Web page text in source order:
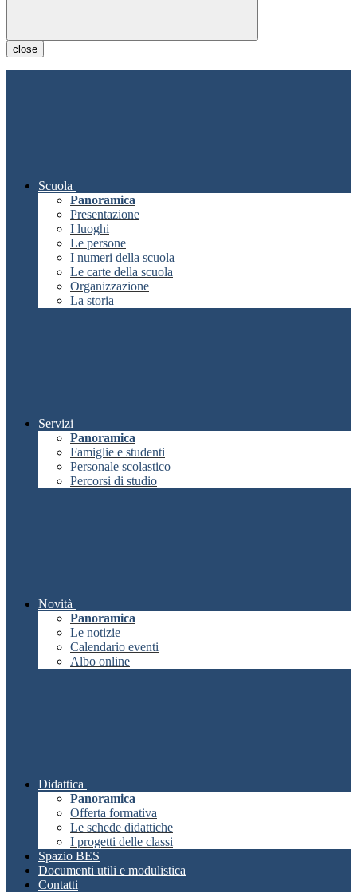
close
Scuola
Panoramica
Presentazione
I luoghi
Le persone
I numeri della scuola
Le carte della scuola
Organizzazione
La storia
Servizi
Panoramica
Famiglie e studenti
Personale scolastico
Percorsi di studio
Novità
Panoramica
Le notizie
Calendario eventi
Albo online
Didattica
Panoramica
Offerta formativa
Le schede didattiche
I progetti delle classi
Spazio BES
Documenti utili e modulistica
Contatti